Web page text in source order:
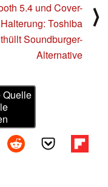
5.4 und Cover-
Halterung: Toshiba
Soundburger-
Alternative
⟩
Quelle